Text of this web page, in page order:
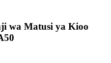
wa Matusi ya Kioo